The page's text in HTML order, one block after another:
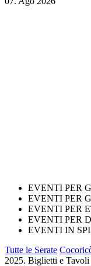
EVENTI PER
EVENTI PER
EVENTI PER
EVENTI PER
EVENTI IN
Tutte le Serate
2025. Biglietti e Tavoli